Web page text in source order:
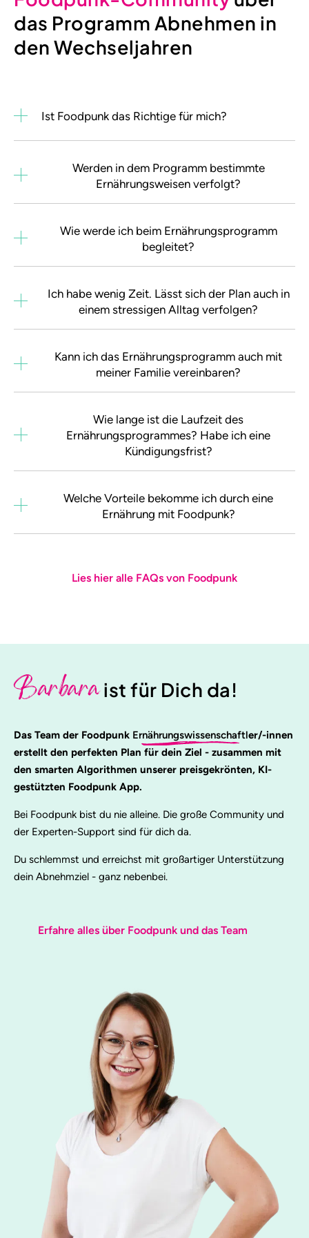
das Programm Abnehmen in
den Wechseljahren
Ist Foodpunk das Richtige für mich?
Werden in dem Programm bestimmte
Ernährungsweisen verfolgt?
Wie werde ich beim Ernährungsprogramm
begleitet?
Ich habe wenig Zeit. Lässt sich der Plan auch in
einem stressigen Alltag verfolgen?
Kann ich das Ernährungsprogramm auch mit
meiner Familie vereinbaren?
Wie lange ist die Laufzeit des
Ernährungsprogrammes? Habe ich eine
Kündigungsfrist?
Welche Vorteile bekomme ich durch eine
Ernährung mit Foodpunk?
Lies hier alle FAQs von Foodpunk
Barbaraist für Dich da!
Das Team der Foodpunk Ernährungswissenschaftler/-innen
erstellt den perfekten Plan für dein Ziel - zusammen mit
den smarten Algorithmen unserer preisgekrönten, KI-
gestützten Foodpunk App.
Bei Foodpunk bist du nie alleine. Die große Community und
der Experten-Support sind für dich da.
Du schlemmst und erreichst mit großartiger Unterstützung
dein Abnehmziel - ganz nebenbei.
Erfahre alles über Foodpunk und das Team